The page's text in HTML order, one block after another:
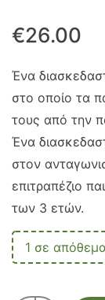
€26.00
Ένα
στο οποίο τα
τους από την
Ένα
στον
επιτραπέζιο
των 3 ετών.
1 σε